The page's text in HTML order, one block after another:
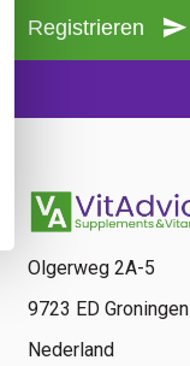
Registrieren
Olgerweg 2A-5
9723 ED Groningen
Nederland